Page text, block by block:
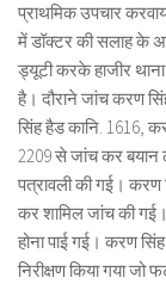
प्राथमिक उपचार
में डॉक्टर की सलाह के
ड्यूटी करके हाजीर
है। दौराने जांच करण
सिंह हैड कानि. 1616,
2209 से जांच कर
पत्रावली की गई। करण
कर शामिल जांच की गई।
होना पाई गई। करण
निरीक्षण किया गया जो